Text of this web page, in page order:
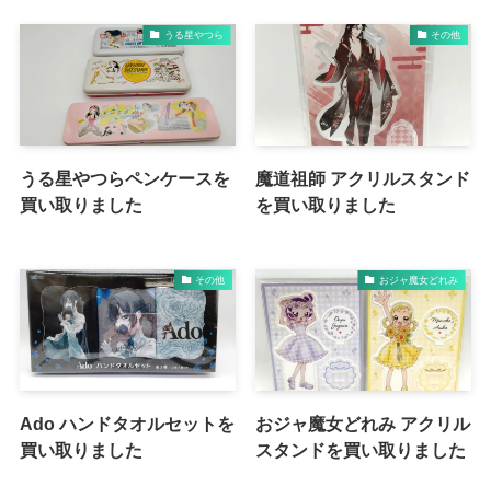
うる星やつら
うる星やつらペンケースを
買い取りました
その他
魔道祖師 アクリルスタンド
を買い取りました
その他
Ado ハンドタオルセットを
買い取りました
おジャ魔女どれみ
おジャ魔女どれみ アクリル
スタンドを買い取りました